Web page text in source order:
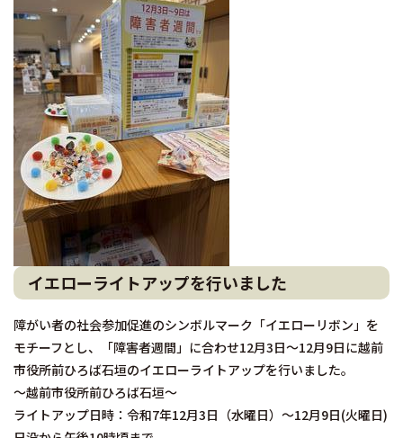
イエローライトアップを行いました
障がい者の社会参加促進のシンボルマーク「イエローリボン」を
モチーフとし、「障害者週間」に合わせ12月3日～12月9日に越前
市役所前ひろば石垣のイエローライトアップを行いました。
～越前市役所前ひろば石垣～
ライトアップ日時：令和7年12月3日（水曜日）～12月9日(火曜日)